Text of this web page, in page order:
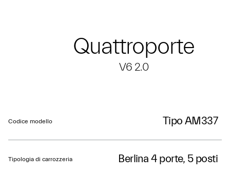
Quattroporte
V6 2.0
Codice modello Tipo AM337
Tipologia di carrozzeria Berlina 4 porte, 5 posti